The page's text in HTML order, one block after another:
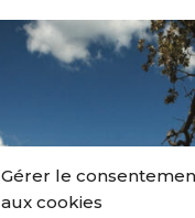
Gérer le
aux cookies